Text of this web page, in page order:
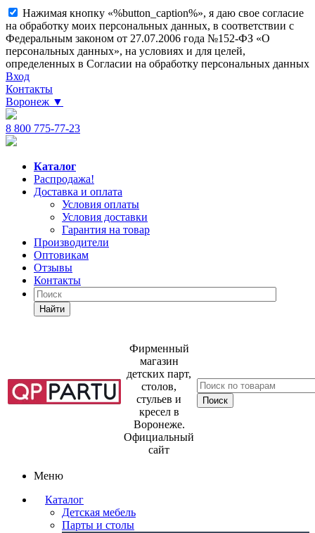
Нажимая кнопку «%button_caption%», я даю свое согласие
на обработку моих персональных данных, в соответствии с
Федеральным законом от 27.07.2006 года №152-ФЗ «О
персональных данных», на условиях и для целей,
определенных в Согласии на обработку персональных данных
Вход
Контакты
Воронеж ▼
8 800 775-77-23
Каталог
Распродажа!
Доставка и оплата
Условия оплаты
Условия доставки
Гарантия на товар
Производители
Оптовикам
Отзывы
Контакты
Найти
Фирменный
магазин
детских парт,
столов,
стульев и
кресел в
Воронеже.
Официальный
сайт
Меню
Каталог
Детская мебель
Парты и столы